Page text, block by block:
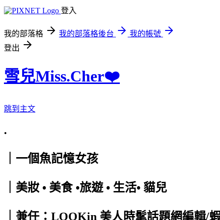
登入
我的部落格 我的部落格後台
我的帳號
登出
雪兒Miss.Cher❤️
跳到主文
.
｜一個魚記憶女孩
｜美妝 • 美食 •旅遊 • 生活• 貓兒
｜兼任：LOOKin 美人時髦話題網編輯/